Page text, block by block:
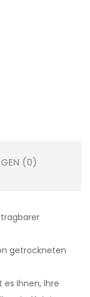
(0)
getrockneten
Ihnen, Ihre